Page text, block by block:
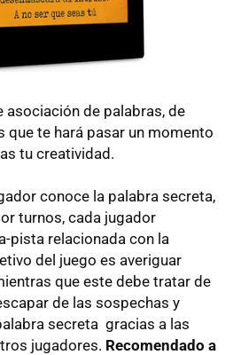
asociación de palabras, de
que te hará pasar un momento
tu creatividad.
conoce la palabra secreta,
turnos, cada jugador
pista relacionada con la
del juego es averiguar
que este debe tratar de
de las sospechas y
secreta gracias a las
jugadores. Recomendado a